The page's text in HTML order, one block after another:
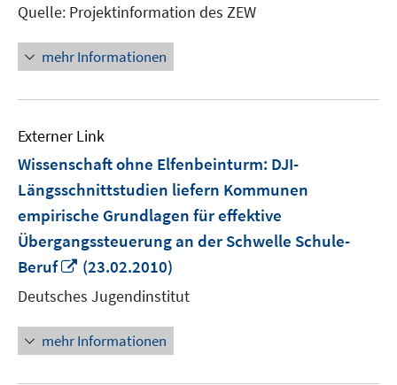
Quelle: Projektinformation des ZEW
mehr Informationen
Externer Link
Wissenschaft ohne Elfenbeinturm: DJI-
Längsschnittstudien liefern Kommunen
empirische Grundlagen für effektive
Übergangssteuerung an der Schwelle Schule-
Beruf
In
Fenster
öffnen
(23.02.2010)
Deutsches Jugendinstitut
mehr Informationen